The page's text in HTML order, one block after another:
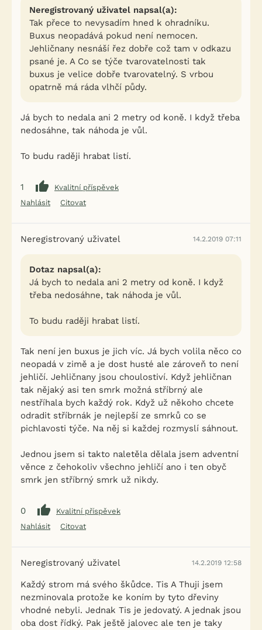
Neregistrovaný uživatel napsal(a):
Tak přece to nevysadím hned k ohradníku.
Buxus neopadává pokud není nemocen.
Jehličnany nesnáší řez dobře což tam v odkazu
psané je. A Co se týče tvarovatelnosti tak
buxus je velice dobře tvarovatelný. S vrbou
opatrně má ráda vlhčí půdy.
Já bych to nedala ani 2 metry od koně. I když třeba
nedosáhne, tak náhoda je vůl.
To budu raději hrabat listí.
1
Kvalitní příspěvek
Nahlásit
Citovat
Neregistrovaný uživatel 14.2.2019 07:11
Dotaz napsal(a):
Já bych to nedala ani 2 metry od koně. I když
třeba nedosáhne, tak náhoda je vůl.
To budu raději hrabat listí.
Tak není jen buxus je jich víc. Já bych volila něco co
neopadá v zimě a je dost husté ale zároveň to není
jehličí. Jehličnany jsou choulostiví. Když jehličnan
tak nějaký asi ten smrk možná stříbrný ale
nestříhala bych každý rok. Když už někoho chcete
odradit stříbrnák je nejlepší ze smrků co se
pichlavosti týče. Na něj si každej rozmyslí sáhnout.
Jednou jsem si takto naletěla dělala jsem adventní
věnce z čehokoliv všechno jehličí ano i ten obyč
smrk jen stříbrný smrk už nikdy.
0
Kvalitní příspěvek
Nahlásit
Citovat
Neregistrovaný uživatel 14.2.2019 12:58
Každý strom má svého škůdce. Tis A Thuji jsem
nezminovala protože ke koním by tyto dřeviny
vhodné nebyli. Jednak Tis je jedovatý. A jednak jsou
oba dost řídký. Pak ještě jalovec ale ten je taky